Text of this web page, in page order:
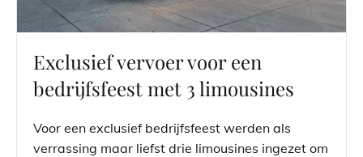
Exclusief vervoer voor een
bedrijfsfeest met 3 limousines
Voor een exclusief bedrijfsfeest werden als
verrassing maar liefst drie limousines ingezet om